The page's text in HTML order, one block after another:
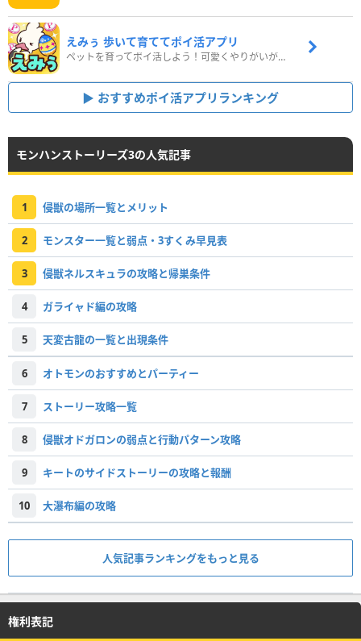
えみぅ 歩いて育ててポイ活アプリ
ペットを育ってポイ活しよう！可愛くやりがいがある新感覚アプリ
おすすめポイ活アプリランキング
モンハンストーリーズ3の人気記事
1 侵獣の場所一覧とメリット
2 モンスター一覧と弱点・3すくみ早見表
3 侵獣ネルスキュラの攻略と帰巣条件
4 ガライャド編の攻略
5 天変古龍の一覧と出現条件
6 オトモンのおすすめとパーティー
7 ストーリー攻略一覧
8 侵獣オドガロンの弱点と行動パターン攻略
9 キートのサイドストーリーの攻略と報酬
10 大瀑布編の攻略
人気記事ランキングをもっと見る
権利表記